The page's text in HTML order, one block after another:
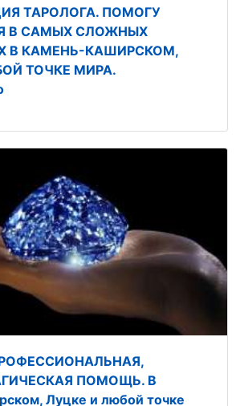
ТАРОЛОГА. ПОМОГУ
В САМЫХ СЛОЖНЫХ
В КАМЕНЬ-КАШИРСКОМ,
ТОЧКЕ МИРА.
ПОМОЩЬ. В
Луцке и любой точке